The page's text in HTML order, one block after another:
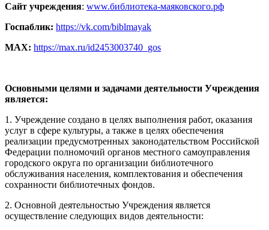
Сайт учреждения: www.библиотека-маяковского.рф
Госпаблик: https://vk.com/biblmayak
МАХ: https://max.ru/id2453003740_gos
Основными целями и задачами деятельности Учрежден​ия
является:
1. Учреждение создано в целях выполнения работ, оказания
услуг в сфере культуры, а также в целях обеспечения
реализации предусмотренных законодательством Российской
Федерации полномочий органов местного самоуправления
городского округа по организации библиотечного
обслуживания населения, комплектования и обеспечения
сохранности библиотечных фондов.
2. Основной деятельностью Учреждения является
осуществление следующих видов деятельности: